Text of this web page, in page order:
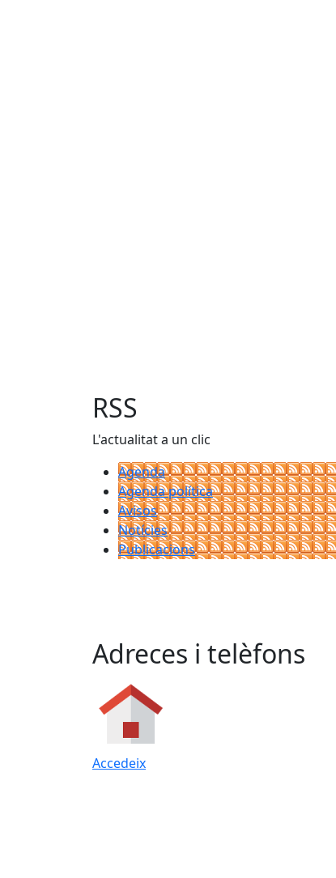
RSS
L'actualitat a un clic
Agenda
Agenda política
Avisos
Notícies
Publicacions
Adreces i telèfons
Accedeix